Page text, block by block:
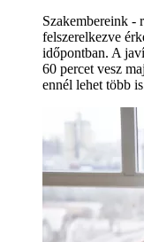
Szakembereink -
felszerelkezve
időpontban. A
60 percet vesz
ennél lehet több